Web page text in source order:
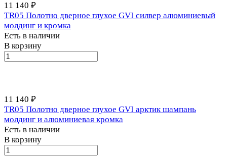
11 140 ₽
TR05 Полотно дверное глухое GVI силвер алюминиевый
молдинг и кромка
Есть в наличии
В корзину
11 140 ₽
TR05 Полотно дверное глухое GVI арктик шампань
молдинг и алюминиевая кромка
Есть в наличии
В корзину